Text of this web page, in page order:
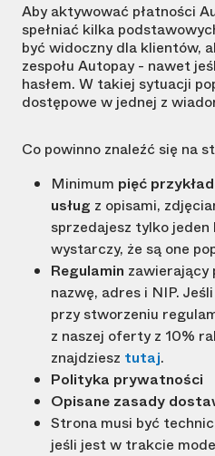
Aby aktywować płatności
spełniać kilka
być widoczny dla klientów,
zespołu Autopay - nawet
hasłem. W takiej sytuacji
dostępowe w jednej z
Co powinno znaleźć się na
Minimum pięć
usług z opisami,
sprzedajesz tylko
wystarczy, że są one
Regulamin zawierający
nazwę, adres i NIP.
przy stworzeniu
z naszej oferty z 10%
znajdziesz tutaj.
Polityka prywatności
Opisane zasady
Strona musi być
jeśli jest w trakcie